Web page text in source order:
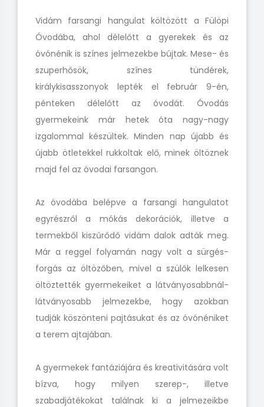
Vidám farsangi hangulat költözött a Fülöpi
Óvodába, ahol délelőtt a gyerekek és az
óvónénik is színes jelmezekbe bújtak. Mese- és
szuperhősök, színes tündérek,
királykisasszonyok lepték el február 9-én,
pénteken délelőtt az óvodát. Óvodás
gyermekeink már hetek óta nagy-nagy
izgalommal készültek. Minden nap újabb és
újabb ötletekkel rukkoltak elő, minek öltöznek
majd fel az óvodai farsangon.
Az óvodába belépve a farsangi hangulatot
egyrészről a mókás dekorációk, illetve a
termekből kiszűrődő vidám dalok adták meg.
Már a reggel folyamán nagy volt a sürgés-
forgás az öltözőben, mivel a szülők lelkesen
öltöztették gyermekeiket a látványosabbnál-
látványosabb jelmezekbe, hogy azokban
tudják köszönteni pajtásukat és az óvónéniket
a terem ajtajában.
A gyermekek fantáziájára és kreativitására volt
bízva, hogy milyen szerep-, illetve
szabadjátékokat találnak ki a jelmezeikbe